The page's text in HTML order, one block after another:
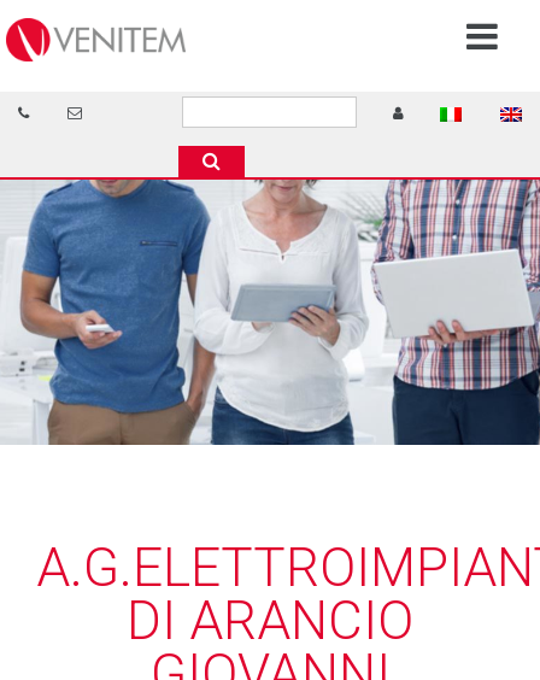
DI ARANCIO